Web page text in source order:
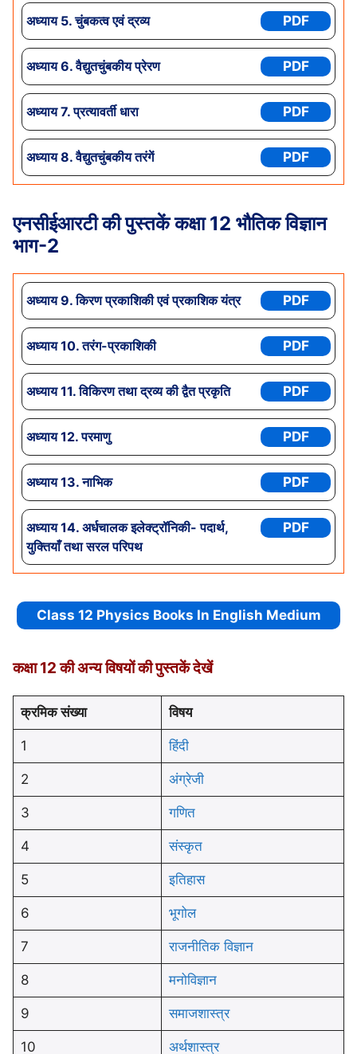
अध्याय5. चुंबकत्व एवं द्रव्य PDF
अध्याय6. वैद्युतचुंबकीय प्रेरण PDF
अध्याय7. प्रत्यावर्ती धारा PDF
अध्याय8. वैद्युतचुंबकीय तरंगें PDF
एनसीईआरटी की पुस्तकें कक्षा 12 भौतिक विज्ञान
भाग-2
अध्याय 9. किरण प्रकाशिकी एवं प्रकाशिक यंत्र PDF
अध्याय 10. तरंग-प्रकाशिकी PDF
अध्याय11. विकिरण तथा द्रव्य की द्वैत प्रकृति PDF
अध्याय12. परमाणु PDF
अध्याय13. नाभिक PDF
अध्याय14. अर्धचालक इलेक्ट्रॉनिकी- पदार्थ,
युक्तियाँ तथा सरल परिपथ
PDF
Class 12 Physics Books In English Medium
कक्षा 12 की अन्य विषयों की पुस्तकें देखें
क्रमिक संख्या विषय
1 हिंदी
2 अंग्रेजी
3 गणित
4 संस्कृत
5 इतिहास
6 भूगोल
7 राजनीतिक विज्ञान
8 मनोविज्ञान
9 समाजशास्त्र
10 अर्थशास्त्र